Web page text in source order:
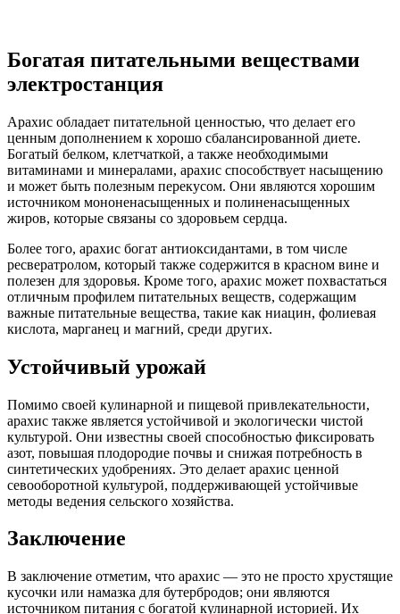
Богатая питательными веществами
электростанция
Арахис обладает питательной ценностью, что делает его
ценным дополнением к хорошо сбалансированной диете.
Богатый белком, клетчаткой, а также необходимыми
витаминами и минералами, арахис способствует насыщению
и может быть полезным перекусом. Они являются хорошим
источником мононенасыщенных и полиненасыщенных
жиров, которые связаны со здоровьем сердца.
Более того, арахис богат антиоксидантами, в том числе
ресвератролом, который также содержится в красном вине и
полезен для здоровья. Кроме того, арахис может похвастаться
отличным профилем питательных веществ, содержащим
важные питательные вещества, такие как ниацин, фолиевая
кислота, марганец и магний, среди других.
Устойчивый урожай
Помимо своей кулинарной и пищевой привлекательности,
арахис также является устойчивой и экологически чистой
культурой. Они известны своей способностью фиксировать
азот, повышая плодородие почвы и снижая потребность в
синтетических удобрениях. Это делает арахис ценной
севооборотной культурой, поддерживающей устойчивые
методы ведения сельского хозяйства.
Заключение
В заключение отметим, что арахис — это не просто хрустящие
кусочки или намазка для бутербродов; они являются
источником питания с богатой кулинарной историей. Их